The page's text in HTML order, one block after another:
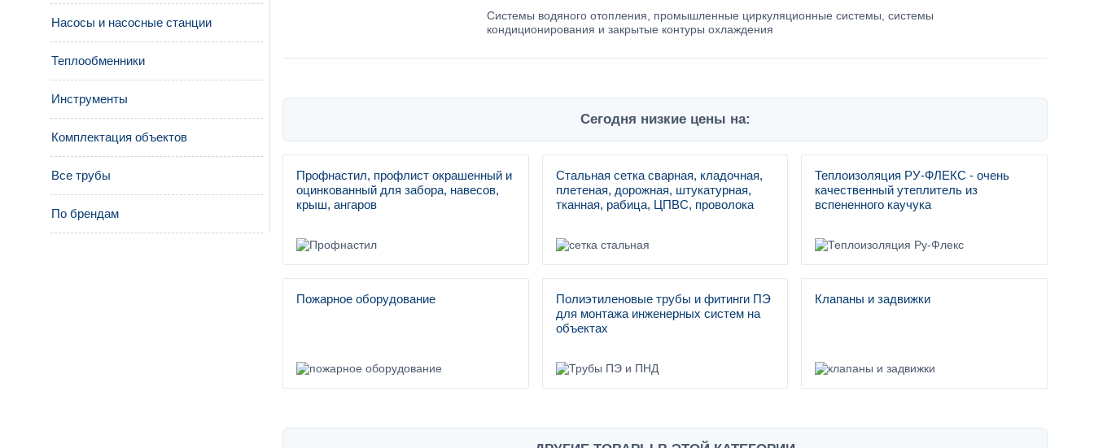
Насосы и насосные станции
Теплообменники
Инструменты
Комплектация объектов
Все трубы
По брендам
Системы водяного отопления, промышленные циркуляционные системы, системы
кондиционирования и закрытые контуры охлаждения
Сегодня низкие цены на:
Профнастил, профлист окрашенный и
оцинкованный для забора, навесов,
крыш, ангаров
Стальная сетка сварная, кладочная,
плетеная, дорожная, штукатурная,
тканная, рабица, ЦПВС, проволока
Теплоизоляция РУ-ФЛЕКС - очень
качественный утеплитель из
вспененного каучука
Пожарное оборудование
Полиэтиленовые трубы и фитинги ПЭ
для монтажа инженерных систем на
объектах
Клапаны и задвижки